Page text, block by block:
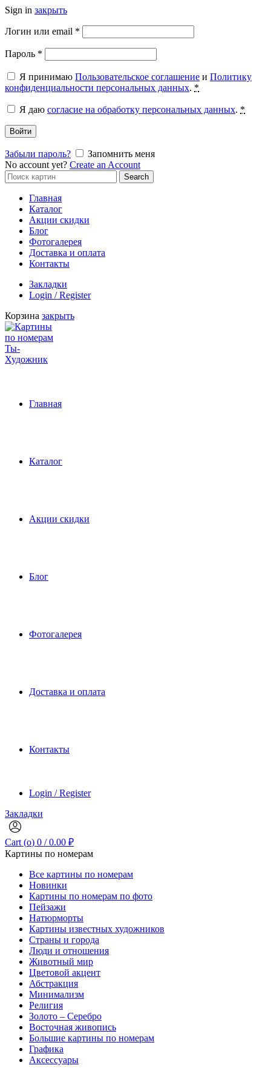
Sign in закрыть
Логин или email *
Пароль *
Я принимаю Пользовательское соглашение и Политику
конфиденциальности персональных данных. *
Я даю согласие на обработку персональных данных. *
Войти
Забыли пароль?
Запомнить меня
No account yet? Create an Account
Search
for:
Search
Главная
Каталог
Акции скидки
Блог
Фотогалерея
Доставка и оплата
Контакты
Закладки
Login / Register
Корзина закрыть
Главная
Каталог
Акции скидки
Блог
Фотогалерея
Доставка и оплата
Контакты
Login / Register
Закладки
Cart (o) 0 / 0.00 ₽
Картины по номерам
Все картины по номерам
Новинки
Картины по номерам по фото
Пейзажи
Натюрморты
Картины известных художников
Страны и города
Люди и отношения
Животный мир
Цветовой акцент
Абстракция
Минимализм
Религия
Золото – Серебро
Восточная живопись
Большие картины по номерам
Графика
Аксессуары